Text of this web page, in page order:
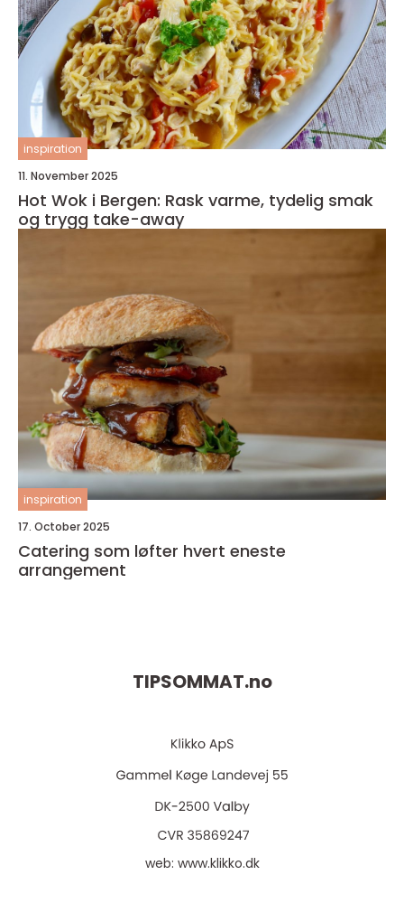
inspiration
11. November 2025
Hot Wok i Bergen: Rask varme, tydelig smak
og trygg take-away
inspiration
17. October 2025
Catering som løfter hvert eneste
arrangement
TIPSOMMAT.no
web: www.klikko.dk